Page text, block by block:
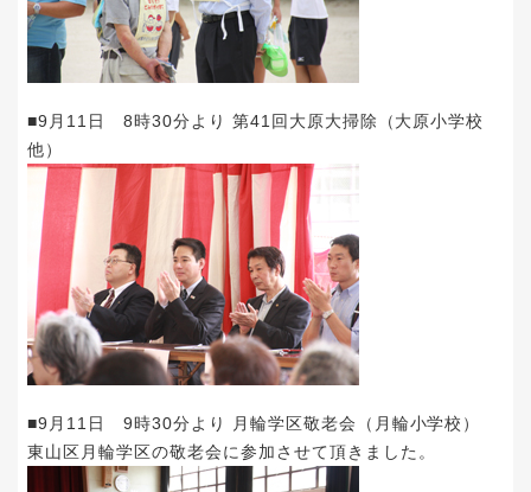
■9月11日 8時30分より 第41回大原大掃除（大原小学校
他）
■9月11日 9時30分より 月輪学区敬老会（月輪小学校）
東山区月輪学区の敬老会に参加させて頂きました。